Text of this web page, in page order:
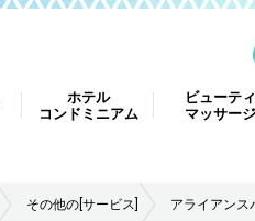
ホテル
コンドミニアム
ビューティ
マッサージ
その他の[サービス] アライアンス